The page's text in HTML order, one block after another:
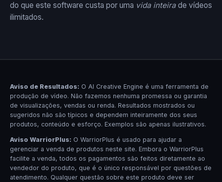
do que este software custa por uma vida inteira de vídeos
ilimitados.
Aviso de Resultados: O AI Creative Engine é uma ferramenta de
produção de vídeo. Não fazemos nenhuma promessa ou garantia
de visualizações, vendas ou renda. Resultados mostrados ou
sugeridos não são típicos e dependem inteiramente dos seus
produtos, conteúdo e esforço. Exemplos são apenas ilustrativos.
Aviso WarriorPlus: O WarriorPlus é usado para ajudar a
gerenciar a venda de produtos neste site. Embora o WarriorPlus
facilite a venda, todos os pagamentos são feitos diretamente ao
vendedor do produto, que é o único responsável por questões de
atendimento. Qualquer questão sobre este produto deve ser